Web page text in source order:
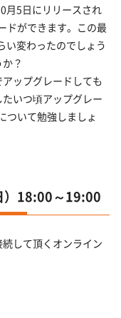
月5日にリリースされ
ドができます。この最
変わったのでしょう
？
ップグレードしても
いつ頃アップグレー
ついて勉強しましょ
）18:00～19:00
して頂くオンライン